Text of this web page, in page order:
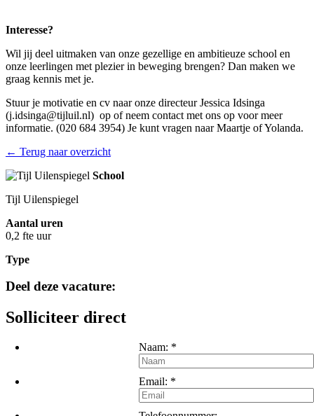
Interesse?
Wil jij deel uitmaken van onze gezellige en ambitieuze school en
onze leerlingen met plezier in beweging brengen? Dan maken we
graag kennis met je.
Stuur je motivatie en cv naar onze directeur Jessica Idsinga
(j.idsinga@tijluil.nl) op of neem contact met ons op voor meer
informatie. (020 684 3954) Je kunt vragen naar Maartje of Yolanda.
← Terug naar overzicht
School
Tijl Uilenspiegel
Aantal uren
0,2 fte uur
Type
Deel deze vacature:
Solliciteer direct
Naam: *
Email: *